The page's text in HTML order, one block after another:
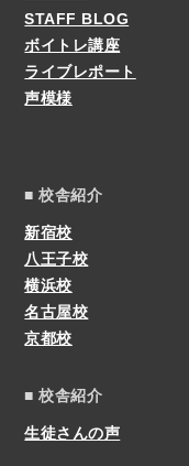
STAFF BLOG
ボイトレ講座
ライブレポート
声模様
■ 校舎紹介
新宿校
八王子校
横浜校
名古屋校
京都校
■ 校舎紹介
生徒さんの声